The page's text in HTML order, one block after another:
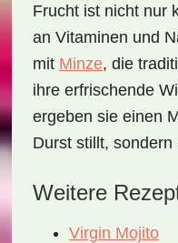
Frucht ist nicht nur
an Vitaminen und
mit Minze, die
ihre erfrischende
ergeben sie einen
Durst stillt,
Weitere
Virgin Mojito